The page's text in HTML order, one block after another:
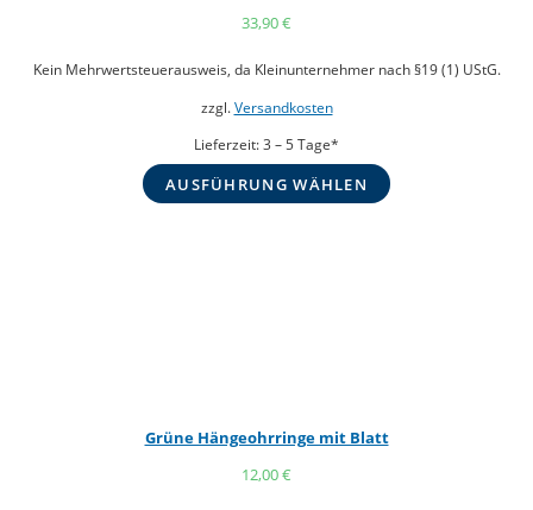
33,90€
Kein Mehrwertsteuerausweis, da Kleinunternehmer nach §19 (1) UStG.
zzgl. Versandkosten
Lieferzeit: 3 – 5 Tage*
AUSFÜHRUNG WÄHLEN
Grüne Hängeohrringe mit Blatt
12,00€